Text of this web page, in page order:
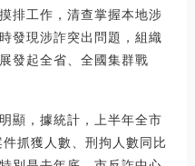
排工作，清查掌握本地涉
發現涉詐突出問題，組織
發起全省、全國集群戰
顯，據統計，上半年全市
抓獲人數、刑拘人數同比